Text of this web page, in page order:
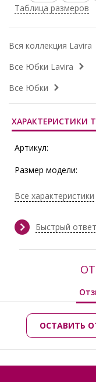
Таблица размеров
Вся коллекция Lavira
Все Юбки Lavira
Все Юбки
ХАРАКТЕРИСТИКИ
Артикул:
Размер модели:
Состав:
Сезон:
Производитель:
Все характеристики
Быстрый
ОСТАВИТЬ